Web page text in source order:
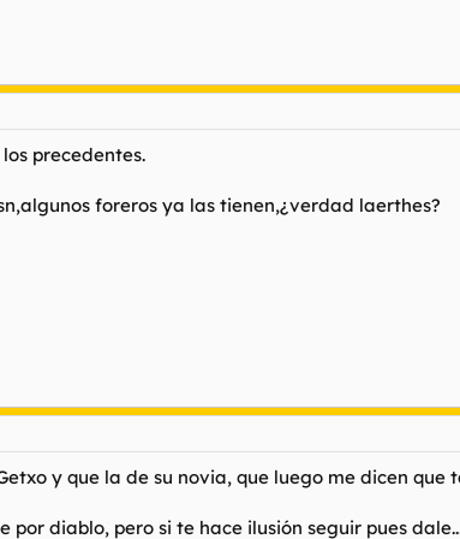
precedentes.
foreros ya las tienen,¿verdad laerthes?
y que la de su novia, que luego me dicen que
por diablo, pero si te hace ilusión seguir pues